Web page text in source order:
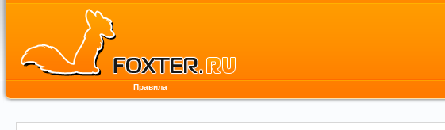
Правила